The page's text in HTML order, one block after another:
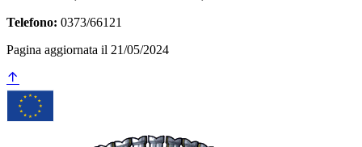
Telefono: 0373/66121
Pagina aggiornata il 21/05/2024